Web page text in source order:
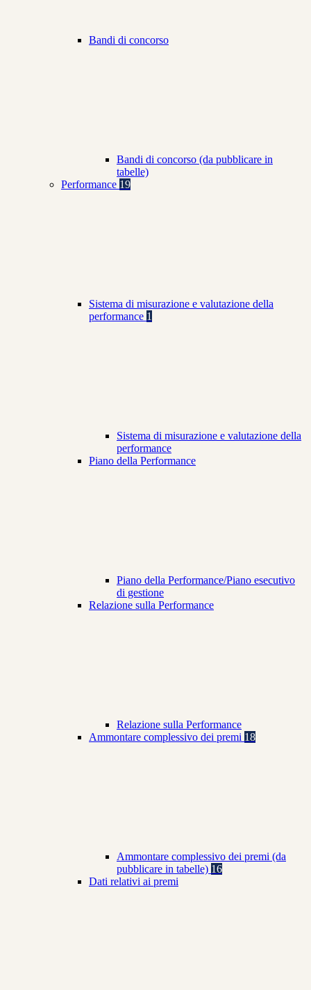
Bandi di concorso
Bandi di concorso (da pubblicare in
tabelle)
Performance 19
Sistema di misurazione e valutazione della
performance 1
Sistema di misurazione e valutazione della
performance
Piano della Performance
Piano della Performance/Piano esecutivo
di gestione
Relazione sulla Performance
Relazione sulla Performance
Ammontare complessivo dei premi 18
Ammontare complessivo dei premi (da
pubblicare in tabelle) 16
Dati relativi ai premi